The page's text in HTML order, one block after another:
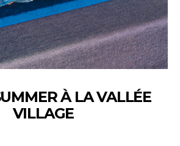
À LA VALLÉE
VILLAGE